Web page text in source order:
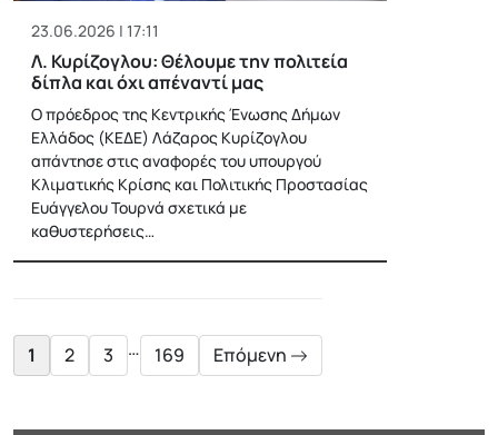
23.06.2026 | 17:11
Λ. Κυρίζογλου: Θέλουμε την πολιτεία
δίπλα και όχι απέναντί μας
Ο πρόεδρος της Κεντρικής Ένωσης Δήμων
Ελλάδος (ΚΕΔΕ) Λάζαρος Κυρίζογλου
απάντησε στις αναφορές του υπουργού
Κλιματικής Κρίσης και Πολιτικής Προστασίας
Ευάγγελου Τουρνά σχετικά με
καθυστερήσεις…
1 2 3 … 169 Επόμενη